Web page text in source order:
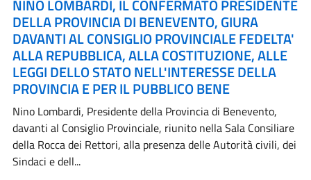
NINO LOMBARDI, IL CONFERMATO PRESIDENTE
DELLA PROVINCIA DI BENEVENTO, GIURA
DAVANTI AL CONSIGLIO PROVINCIALE FEDELTA'
ALLA REPUBBLICA, ALLA COSTITUZIONE, ALLE
LEGGI DELLO STATO NELL'INTERESSE DELLA
PROVINCIA E PER IL PUBBLICO BENE
Nino Lombardi, Presidente della Provincia di Benevento,
davanti al Consiglio Provinciale, riunito nella Sala Consiliare
della Rocca dei Rettori, alla presenza delle Autorità civili, dei
Sindaci e dell...